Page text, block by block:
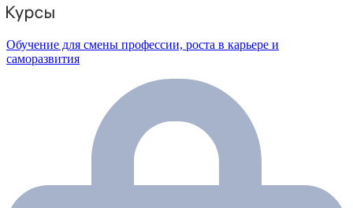
Обучение для смены профессии, роста в карьере и
саморазвития